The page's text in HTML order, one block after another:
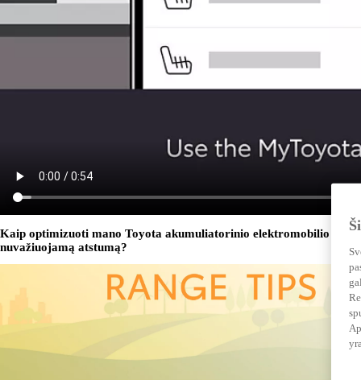
Kaip optimizuoti mano Toyota akumuliatorinio elektromobilio
nuvažiuojamą atstumą?